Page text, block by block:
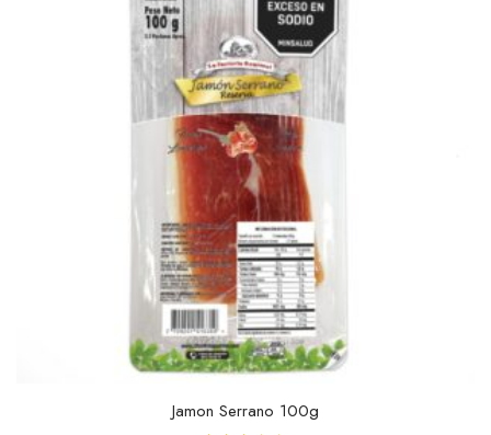
Jamon Serrano 100g